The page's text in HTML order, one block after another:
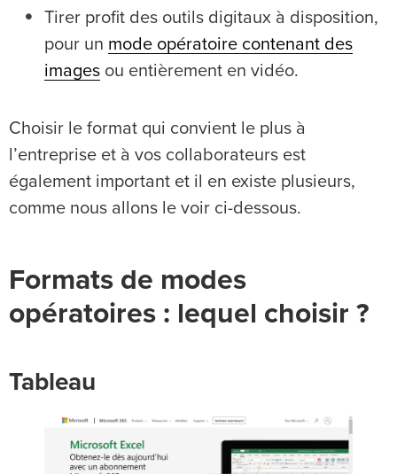
Tirer profit des outils digitaux à disposition,
pour un mode opératoire contenant des
images ou entièrement en vidéo.
Choisir le format qui convient le plus à
l’entreprise et à vos collaborateurs est
également important et il en existe plusieurs,
comme nous allons le voir ci-dessous.
Formats de modes
opératoires : lequel choisir ?
Tableau